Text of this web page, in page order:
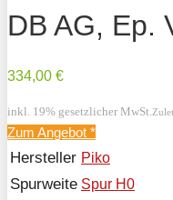
DB AG, Ep.
334,00 €
inkl. 19% gesetzlicher MwSt.
Zum Angebot *
Hersteller Piko
Spurweite Spur H0